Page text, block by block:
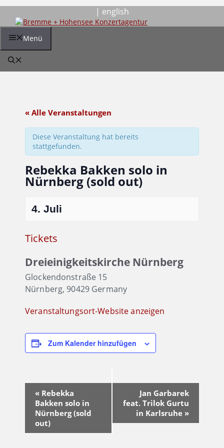
Inhalt
springen
| english
Menü
« Alle Veranstaltungen
Diese Veranstaltung hat bereits
stattgefunden.
Rebekka Bakken solo in
Nürnberg (sold out)
4. Juli
Tickets
Dreieinigkeitskirche Nürnberg
Glockendonstraße 15
Nürnberg, 90429 Germany
Veranstaltungsort-Website anzeigen
Zum Kalender hinzufügen
Veranstaltung-
Navigation
« Rebekka
Bakken solo in
Nürnberg (sold
out)
Jan Garbarek
feat. Trilok Gurtu
in Karlsruhe »